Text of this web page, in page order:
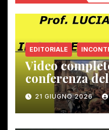
EDITORIALE
Video
conferenza
12 giugno
21 GIUGNO 2026